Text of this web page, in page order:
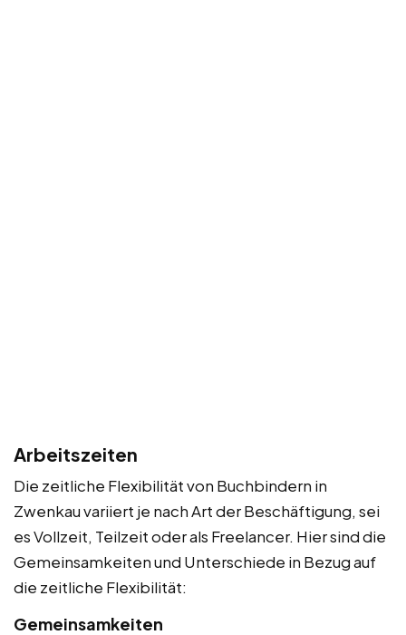
Arbeitszeiten
Die zeitliche Flexibilität von Buchbindern in
Zwenkau variiert je nach Art der Beschäftigung, sei
es Vollzeit, Teilzeit oder als Freelancer. Hier sind die
Gemeinsamkeiten und Unterschiede in Bezug auf
die zeitliche Flexibilität:
Gemeinsamkeiten